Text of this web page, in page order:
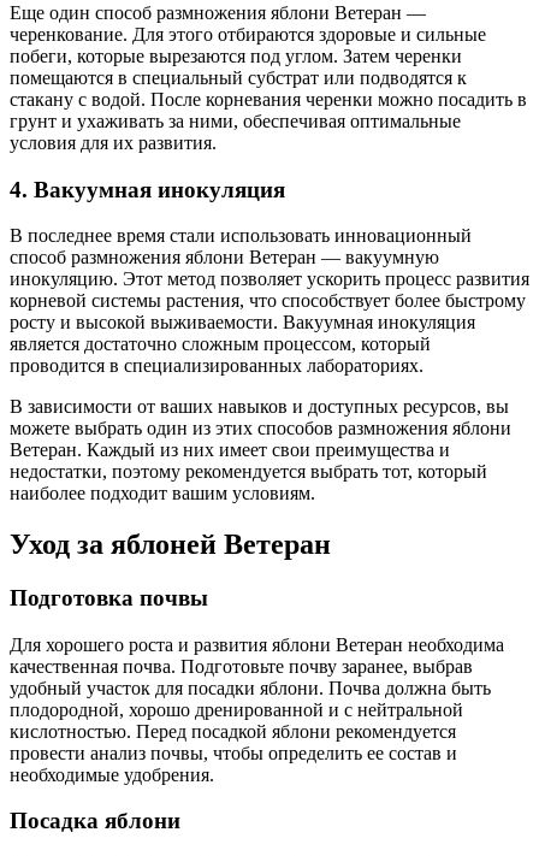
Еще один способ размножения яблони Ветеран —
черенкование. Для этого отбираются здоровые и сильные
побеги, которые вырезаются под углом. Затем черенки
помещаются в специальный субстрат или подводятся к
стакану с водой. После корневания черенки можно посадить в
грунт и ухаживать за ними, обеспечивая оптимальные
условия для их развития.
4. Вакуумная инокуляция
В последнее время стали использовать инновационный
способ размножения яблони Ветеран — вакуумную
инокуляцию. Этот метод позволяет ускорить процесс развития
корневой системы растения, что способствует более быстрому
росту и высокой выживаемости. Вакуумная инокуляция
является достаточно сложным процессом, который
проводится в специализированных лабораториях.
В зависимости от ваших навыков и доступных ресурсов, вы
можете выбрать один из этих способов размножения яблони
Ветеран. Каждый из них имеет свои преимущества и
недостатки, поэтому рекомендуется выбрать тот, который
наиболее подходит вашим условиям.
Уход за яблоней Ветеран
Подготовка почвы
Для хорошего роста и развития яблони Ветеран необходима
качественная почва. Подготовьте почву заранее, выбрав
удобный участок для посадки яблони. Почва должна быть
плодородной, хорошо дренированной и с нейтральной
кислотностью. Перед посадкой яблони рекомендуется
провести анализ почвы, чтобы определить ее состав и
необходимые удобрения.
Посадка яблони